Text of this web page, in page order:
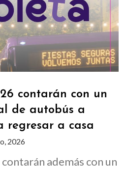
contarán con un
de autobús a
regresar a casa
2026
además con un